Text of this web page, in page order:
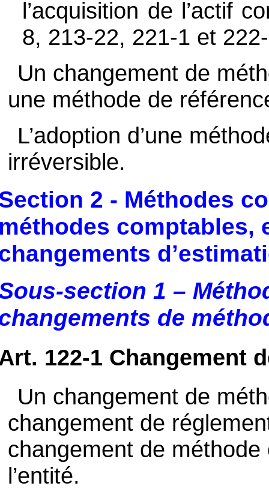
l’acquisition de l’actif
8, 213-22, 221-1 et
Un changement de
une méthode de
L’adoption d’une
irréversible.
2 - Méthodes
comptables,
section 1 –
de
122-1 Changement
Un changement de
changement de
changement de méthode
l’entité.